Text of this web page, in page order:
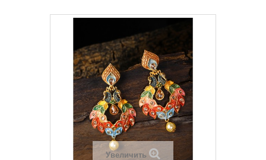
Увеличить